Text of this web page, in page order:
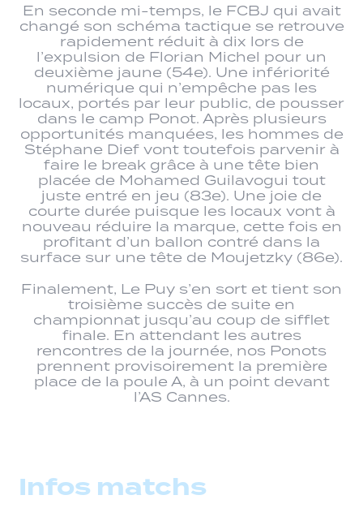
En seconde mi-temps, le FCBJ qui avait
changé son schéma tactique se retrouve
rapidement réduit à dix lors de
l’expulsion de Florian Michel pour un
deuxième jaune (54e). Une infériorité
numérique qui n’empêche pas les
locaux, portés par leur public, de pousser
dans le camp Ponot. Après plusieurs
opportunités manquées, les hommes de
Stéphane Dief vont toutefois parvenir à
faire le break grâce à une tête bien
placée de Mohamed Guilavogui tout
juste entré en jeu (83e). Une joie de
courte durée puisque les locaux vont à
nouveau réduire la marque, cette fois en
profitant d’un ballon contré dans la
surface sur une tête de Moujetzky (86e).
Finalement, Le Puy s’en sort et tient son
troisième succès de suite en
championnat jusqu’au coup de sifflet
finale. En attendant les autres
rencontres de la journée, nos Ponots
prennent provisoirement la première
place de la poule A, à un point devant
l’AS Cannes.
Infos matchs